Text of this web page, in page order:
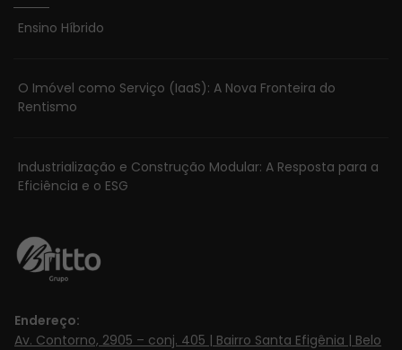
Ensino Híbrido
O Imóvel como Serviço (IaaS): A Nova Fronteira do
Rentismo
Industrialização e Construção Modular: A Resposta para a
Eficiência e o ESG
Endereço:
Av. Contorno, 2905 – conj. 405 | Bairro Santa Efigênia | Belo
são
do site.
e estrutura do